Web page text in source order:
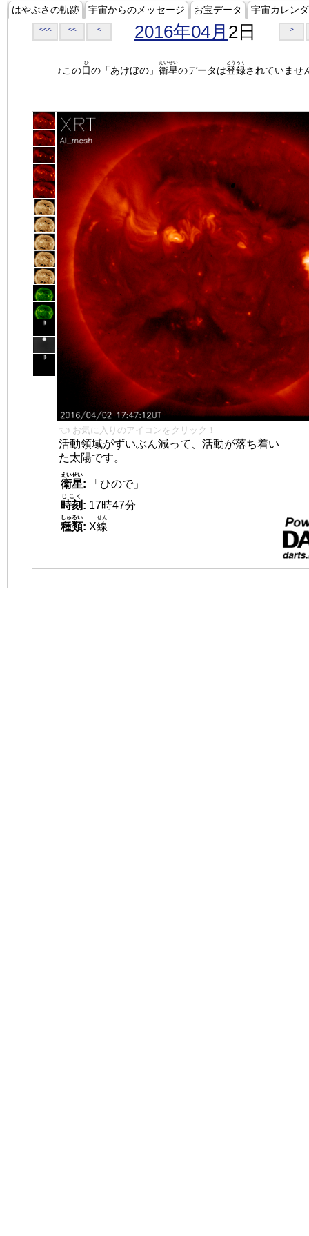
はやぶさの軌跡 宇宙からのメッセージ お宝データ 宇宙カレン
<<< << < 2016年04月 2日 >
♪この日
ひ
の「あけぼの」 衛星
えいせい
のデータは登録
とうろく
されていませ
👈 お気に入りのアイコンをクリック！
活動領域がずいぶん減って、活動が落ち着い
た太陽です。
衛星
えいせい
:
「ひので」
時刻
じこく
: 17時47分
種類
しゅるい
: X線
せん